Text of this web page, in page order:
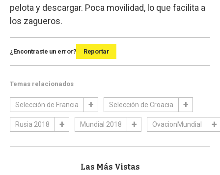
pelota y descargar. Poca movilidad, lo que facilita a
los zagueros.
¿Encontraste un error? Reportar
Temas relacionados
Selección de Francia Selección de Croacia
Rusia 2018 Mundial 2018 OvacionMundial
Las Más Vistas